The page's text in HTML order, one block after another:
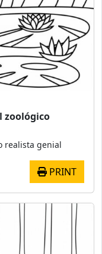
zoológico
realista genial
PRINT